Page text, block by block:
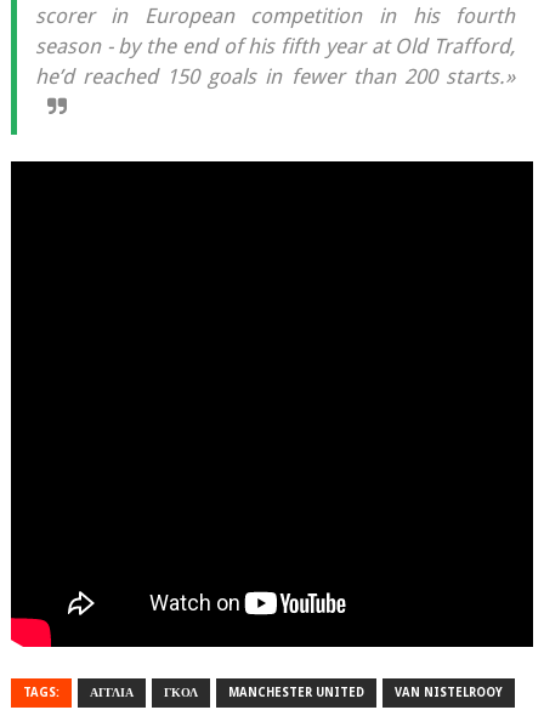
scorer in European competition in his fourth
season - by the end of his fifth year at Old Trafford,
he’d reached 150 goals in fewer than 200 starts.»
TAGS: ΑΓΓΛΙΑ ΓΚΟΛ MANCHESTER UNITED VAN NISTELROOY